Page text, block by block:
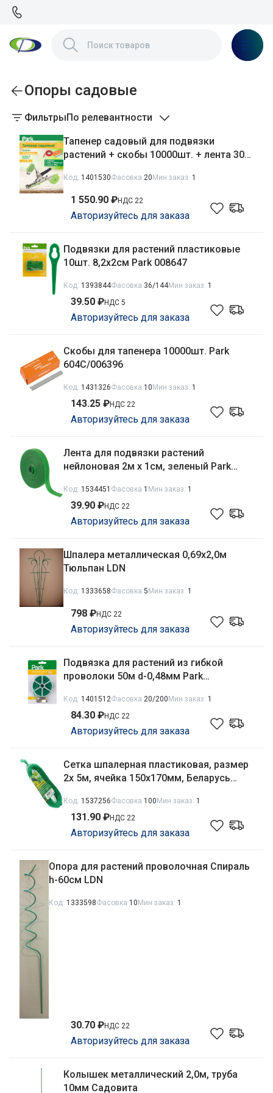
Опоры садовые
ФильтрыПо релевантности
Тапенер садовый для подвязки
растений + скобы 10000шт. + лента 30м
Код: 1401530Фасовка 20 Мин заказ: 1
1 550.90 ₽НДС 22
Авторизуйтесь для заказа
Подвязки для растений пластиковые
10шт. 8,2х2см Park 008647
Код: 1393844Фасовка 36/144Мин заказ: 1
39.50 ₽НДС 5
Авторизуйтесь для заказа
Скобы для тапенера 10000шт. Park
604C/006396
Код: 1431326Фасовка 10 Мин заказ: 1
143.25 ₽НДС 22
Авторизуйтесь для заказа
Лента для подвязки растений
нейлоновая 2м х 1см, зеленый Park
Код: 1534451 Фасовка 1 Мин заказ: 1
39.90 ₽НДС 22
Авторизуйтесь для заказа
Шпалера металлическая 0,69х2,0м
Тюльпан LDN
Код: 1333658Фасовка 5 Мин заказ: 1
798 ₽НДС 22
Авторизуйтесь для заказа
Подвязка для растений из гибкой
проволоки 50м d-0,48мм Park
Код: 1401512Фасовка 20/200 Мин заказ: 1
84.30 ₽НДС 22
Авторизуйтесь для заказа
Сетка шпалерная пластиковая, размер
2х 5м, ячейка 150х170мм, Беларусь
Код: 1537256Фасовка 100 Мин заказ: 1
131.90 ₽НДС 22
Авторизуйтесь для заказа
Опора для растений проволочная Спираль
h-60см LDN
Код: 1333598Фасовка 10 Мин заказ: 1
30.70 ₽НДС 22
Авторизуйтесь для заказа
Колышек металлический 2,0м, труба
10мм Садовита